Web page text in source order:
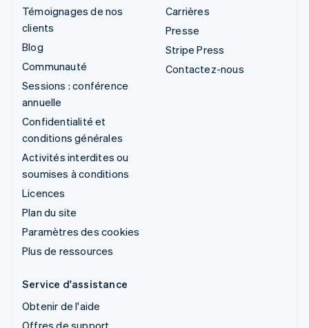
Témoignages de nos
clients
Blog
Communauté
Sessions : conférence
annuelle
Confidentialité et
conditions générales
Activités interdites ou
soumises à conditions
Licences
Plan du site
Paramètres des cookies
Plus de ressources
Carrières
Presse
Stripe Press
Contactez-nous
Service d'assistance
Obtenir de l'aide